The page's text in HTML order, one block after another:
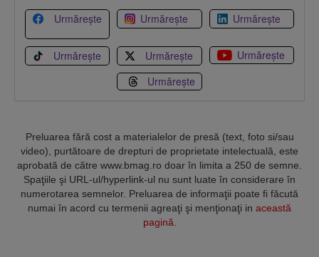
Urmărește Urmărește Urmărește
Urmărește Urmărește
Urmărește
Urmărește
Preluarea fără cost a materialelor de presă (text, foto si/sau
video), purtătoare de drepturi de proprietate intelectuală, este
aprobată de către www.bmag.ro doar în limita a 250 de semne.
Spaţiile şi URL-ul/hyperlink-ul nu sunt luate în considerare în
numerotarea semnelor. Preluarea de informaţii poate fi făcută
numai în acord cu termenii agreaţi şi menţionaţi in această
pagină